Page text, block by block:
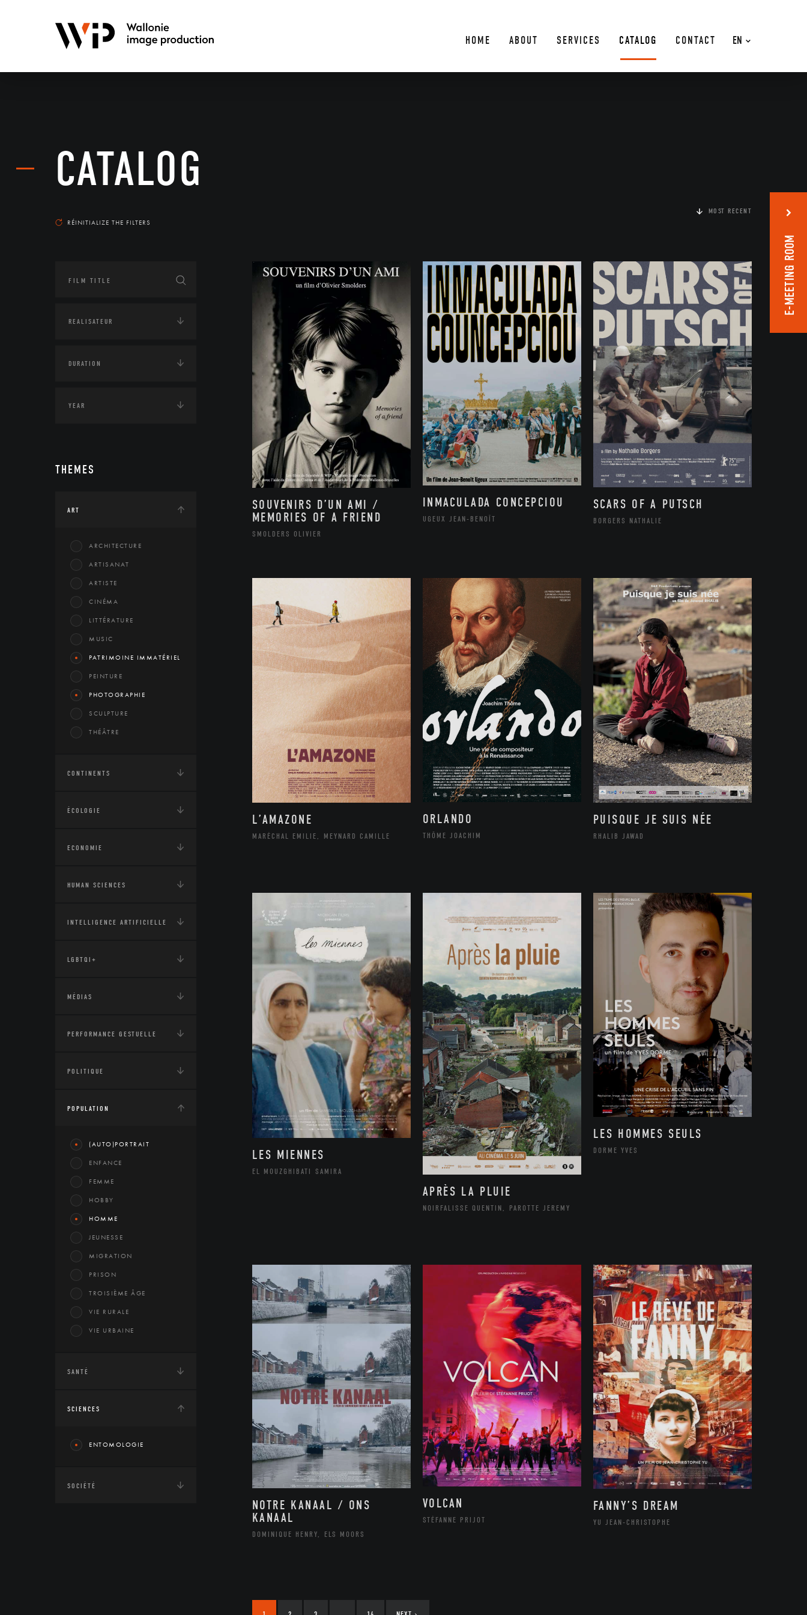
EN
HOME ABOUT SERVICES CATALOG CONTACT
CATALOG
RÉINITIALIZE THE FILTERS
THEMES
ART
ARCHITECTURE
ARTISANAT
ARTISTE
CINÉMA
LITTÉRATURE
MUSIC
PATRIMOINE IMMATÉRIEL
PEINTURE
PHOTOGRAPHIE
SCULPTURE
THÉÂTRE
CONTINENTS
ÉCOLOGIE
ECONOMIE
HUMAN SCIENCES
INTELLIGENCE ARTIFICIELLE
LGBTQI+
MÉDIAS
PERFORMANCE GESTUELLE
POLITIQUE
POPULATION
(AUTO)PORTRAIT
ENFANCE
FEMME
HOBBY
HOMME
JEUNESSE
MIGRATION
PRISON
TROISIÈME ÂGE
VIE RURALE
VIE URBAINE
SANTÉ
SCIENCES
ENTOMOLOGIE
SOCIÉTÉ
MOST RECENT
SOUVENIRS D’UN AMI /
MEMORIES OF A FRIEND
SMOLDERS OLIVIER
INMACULADA CONCEPCIOU
UGEUX JEAN-BENOÎT
SCARS OF A PUTSCH
BORGERS NATHALIE
L’AMAZONE
MARÉCHAL EMILIE, MEYNARD CAMILLE
ORLANDO
THÔME JOACHIM
PUISQUE JE SUIS NÉE
RHALIB JAWAD
LES MIENNES
EL MOUZGHIBATI SAMIRA
APRÈS LA PLUIE
NOIRFALISSE QUENTIN, PAROTTE JEREMY
LES HOMMES SEULS
DORME YVES
NOTRE KANAAL / ONS
KANAAL
DOMINIQUE HENRY, ELS MOORS
VOLCAN
STÉFANNE PRIJOT
FANNY’S DREAM
YU JEAN-CHRISTOPHE
E-MEETING ROOM